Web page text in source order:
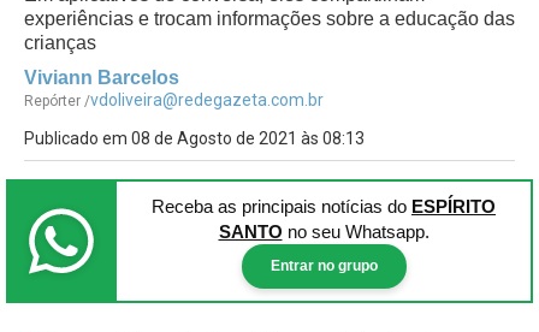
experiências e trocam informações sobre a educação das
crianças
Viviann Barcelos
Repórter /vdoliveira@redegazeta.com.br
Publicado em 08 de Agosto de 2021 às 08:13
Receba as principais notícias do ESPÍRITO
SANTO no seu Whatsapp.
Entrar no grupo